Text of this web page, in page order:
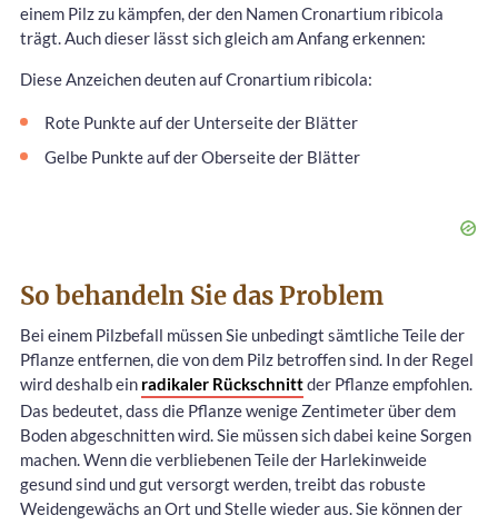
einem Pilz zu kämpfen, der den Namen Cronartium ribicola
trägt. Auch dieser lässt sich gleich am Anfang erkennen:
Diese Anzeichen deuten auf Cronartium ribicola:
Rote Punkte auf der Unterseite der Blätter
Gelbe Punkte auf der Oberseite der Blätter
So behandeln Sie das Problem
Bei einem Pilzbefall müssen Sie unbedingt sämtliche Teile der
Pflanze entfernen, die von dem Pilz betroffen sind. In der Regel
wird deshalb ein radikaler Rückschnittder Pflanze empfohlen.
Das bedeutet, dass die Pflanze wenige Zentimeter über dem
Boden abgeschnitten wird. Sie müssen sich dabei keine Sorgen
machen. Wenn die verbliebenen Teile der Harlekinweide
gesund sind und gut versorgt werden, treibt das robuste
Weidengewächs an Ort und Stelle wieder aus. Sie können der